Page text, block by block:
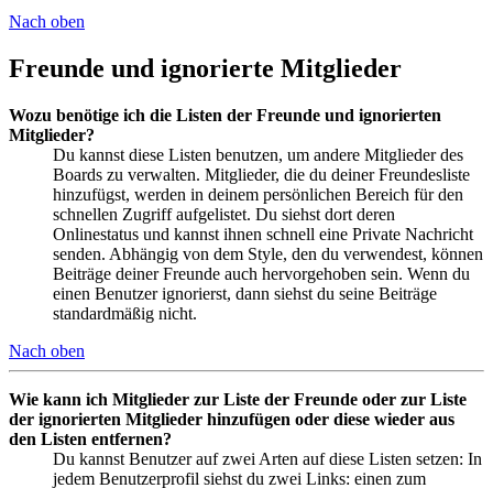
Nach oben
Freunde und ignorierte Mitglieder
Wozu benötige ich die Listen der Freunde und ignorierten
Mitglieder?
Du kannst diese Listen benutzen, um andere Mitglieder des
Boards zu verwalten. Mitglieder, die du deiner Freundesliste
hinzufügst, werden in deinem persönlichen Bereich für den
schnellen Zugriff aufgelistet. Du siehst dort deren
Onlinestatus und kannst ihnen schnell eine Private Nachricht
senden. Abhängig von dem Style, den du verwendest, können
Beiträge deiner Freunde auch hervorgehoben sein. Wenn du
einen Benutzer ignorierst, dann siehst du seine Beiträge
standardmäßig nicht.
Nach oben
Wie kann ich Mitglieder zur Liste der Freunde oder zur Liste
der ignorierten Mitglieder hinzufügen oder diese wieder aus
den Listen entfernen?
Du kannst Benutzer auf zwei Arten auf diese Listen setzen: In
jedem Benutzerprofil siehst du zwei Links: einen zum